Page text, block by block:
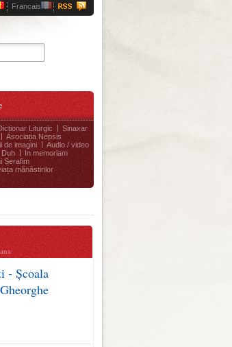
Francais
Liturgic
Sinaxar
Asociația Nepsis
de imagini
Audio / video
Duh
In memoriam
Serafim
mănăstirilor
- Școala